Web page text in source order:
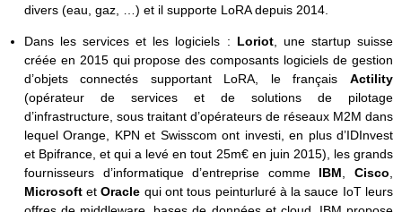
divers (eau, gaz, …) et il supporte LoRA depuis 2014.
Dans les services et les logiciels : Loriot, une startup suisse
créée en 2015 qui propose des composants logiciels de gestion
d’objets connectés supportant LoRA, le français Actility
(opérateur de services et de solutions de pilotage
d’infrastructure, sous traitant d’opérateurs de réseaux M2M dans
lequel Orange, KPN et Swisscom ont investi, en plus d’IDInvest
et Bpifrance, et qui a levé en tout 25m€ en juin 2015), les grands
fournisseurs d’informatique d’entreprise comme IBM,Cisco,
MicrosoftetOracle qui ont tous peinturluré à la sauce IoT leurs